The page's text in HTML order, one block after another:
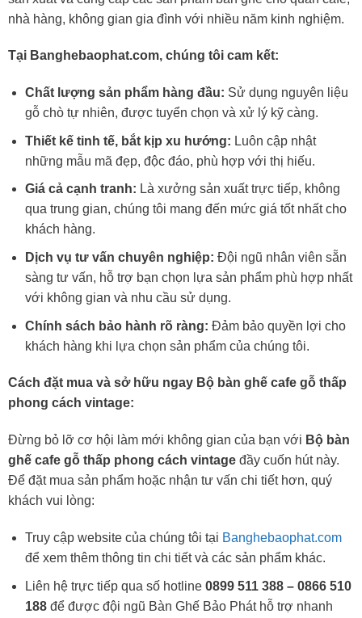
nhà hàng, không gian gia đình với nhiều năm kinh nghiệm.
Tại Banghebaophat.com, chúng tôi cam kết:
Chất lượng sản phẩm hàng đầu: Sử dụng nguyên liệu
gỗ chò tự nhiên, được tuyển chọn và xử lý kỹ càng.
Thiết kế tinh tế, bắt kịp xu hướng: Luôn cập nhật
những mẫu mã đẹp, độc đáo, phù hợp với thị hiếu.
Giá cả cạnh tranh: Là xưởng sản xuất trực tiếp, không
qua trung gian, chúng tôi mang đến mức giá tốt nhất cho
khách hàng.
Dịch vụ tư vấn chuyên nghiệp: Đội ngũ nhân viên sẵn
sàng tư vấn, hỗ trợ bạn chọn lựa sản phẩm phù hợp nhất
với không gian và nhu cầu sử dụng.
Chính sách bảo hành rõ ràng: Đảm bảo quyền lợi cho
khách hàng khi lựa chọn sản phẩm của chúng tôi.
Cách đặt mua và sở hữu ngay Bộ bàn ghế cafe gỗ thấp
phong cách vintage:
Đừng bỏ lỡ cơ hội làm mới không gian của bạn với Bộ bàn
ghế cafe gỗ thấp phong cách vintage đầy cuốn hút này.
Để đặt mua sản phẩm hoặc nhận tư vấn chi tiết hơn, quý
khách vui lòng:
Truy cập website của chúng tôi tại Banghebaophat.com
để xem thêm thông tin chi tiết và các sản phẩm khác.
Liên hệ trực tiếp qua số hotline0899 511 388 – 0866 510
188để được đội ngũ Bàn Ghế Bảo Phát hỗ trợ nhanh